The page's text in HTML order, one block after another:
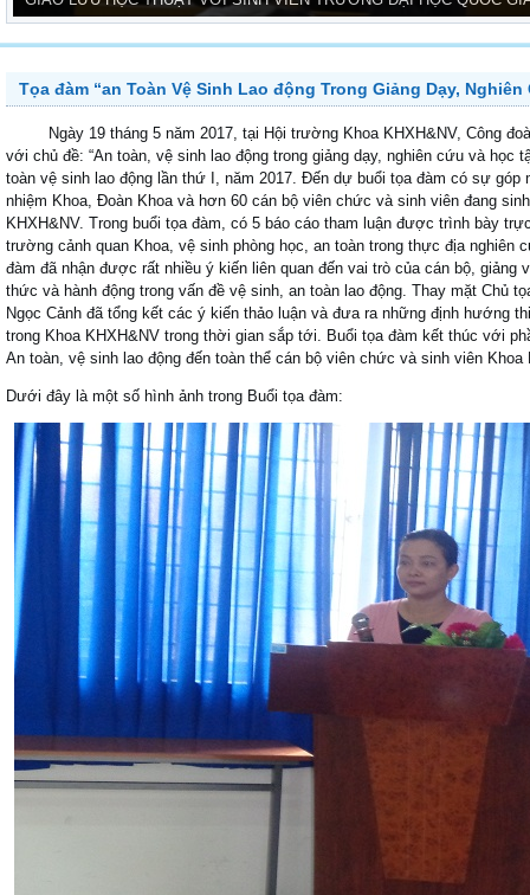
Tọa đàm “an Toàn Vệ Sinh Lao động Trong Giảng Dạy, Nghiên
Ngày 19 tháng 5 năm 2017, tại Hội trường Khoa KHXH&NV, Công
với chủ đề: “An toàn, vệ sinh lao động trong giảng dạy, nghiên cứu và học
toàn vệ sinh lao động lần thứ I, năm 2017. Đến dự buổi tọa đàm có sự góp
nhiệm Khoa, Đoàn Khoa và hơn 60 cán bộ viên chức và sinh viên đang
KHXH&NV. Trong buổi tọa đàm, có 5 báo cáo tham luận được trình bày
trường cảnh quan Khoa, vệ sinh phòng học, an toàn trong thực địa
đàm đã nhận được rất nhiều ý kiến liên quan đến vai trò của cán bộ, giảng
thức và hành động trong vấn đề vệ sinh, an toàn lao động. Thay mặt Chủ
Ngọc Cảnh đã tổng kết các ý kiến thảo luận và đưa ra những định hướng
trong Khoa KHXH&NV trong thời gian sắp tới. Buổi tọa đàm kết thúc với
An toàn, vệ sinh lao động đến toàn thể cán bộ viên chức và sinh viên Khoa
Dưới đây là một số hình ảnh trong Buổi tọa đàm: